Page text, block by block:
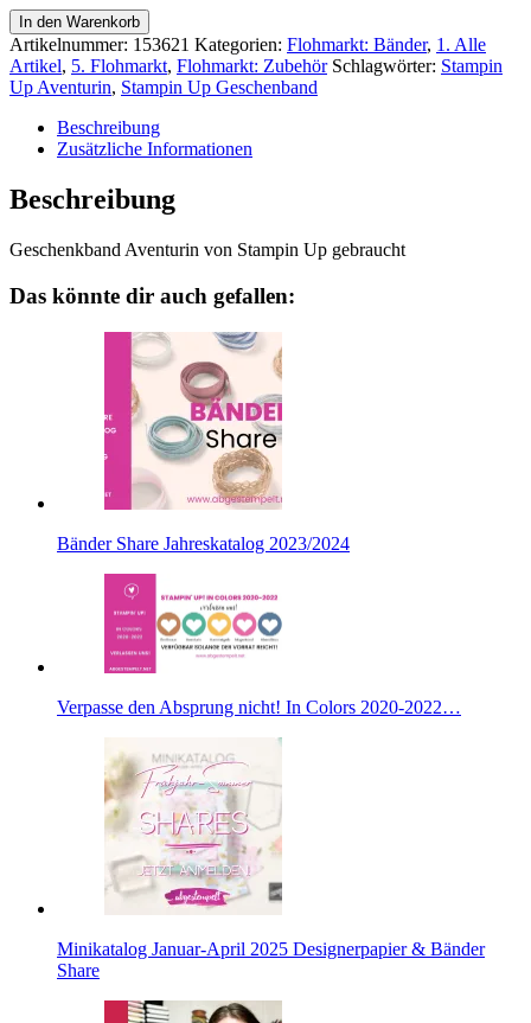
Geschenkband
Aventurin
Menge
In den Warenkorb
Artikelnummer: 153621 Kategorien: Flohmarkt: Bänder, 1. Alle
Artikel, 5. Flohmarkt, Flohmarkt: Zubehör Schlagwörter: Stampin
Up Aventurin, Stampin Up Geschenband
Beschreibung
Zusätzliche Informationen
Beschreibung
Geschenkband Aventurin von Stampin Up gebraucht
Das könnte dir auch gefallen:
Bänder Share Jahreskatalog 2023/2024
Verpasse den Absprung nicht! In Colors 2020-2022…
Minikatalog Januar-April 2025 Designerpapier & Bänder
Share